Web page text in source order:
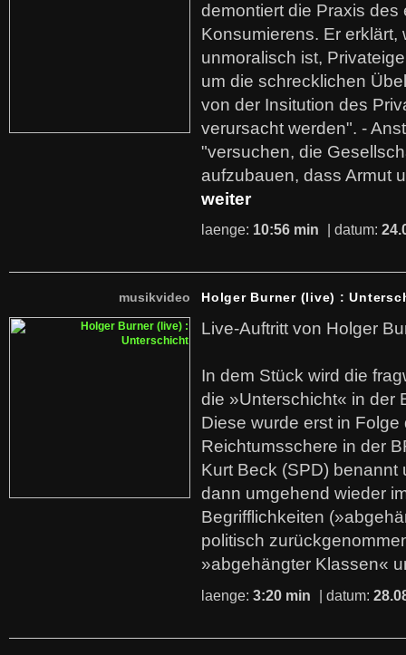
demontiert die Praxis des
Konsumierens. Er erklärt,
unmoralisch ist,
um die schrecklichen
von der Insitution des
verursacht werden". -
"versuchen, die
aufzubauen, dass Armut
weiter
laenge: 10:56 min | datum:
musikvideo Holger Burner (live) :
Live-Auftritt von Holger
In dem Stück wird die
die »Unterschicht« in der
Diese wurde erst in
Reichtumsschere in der
Kurt Beck (SPD)
dann umgehend wieder
Begrifflichkeiten
politisch
»abgehängter Klassen«
laenge: 3:20 min | datum: